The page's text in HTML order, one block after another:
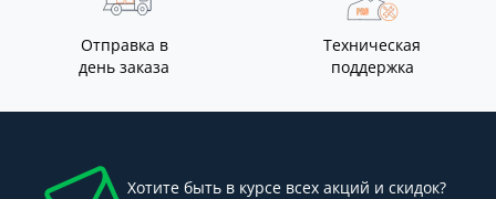
Отправка в
день заказа
Техническая
поддержка
Хотите быть в курсе всех акций и скидок?